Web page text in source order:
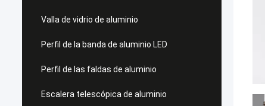
Valla de vidrio de aluminio
Perfil de la banda de aluminio LED
Perfil de las faldas de aluminio
Escalera telescópica de aluminio